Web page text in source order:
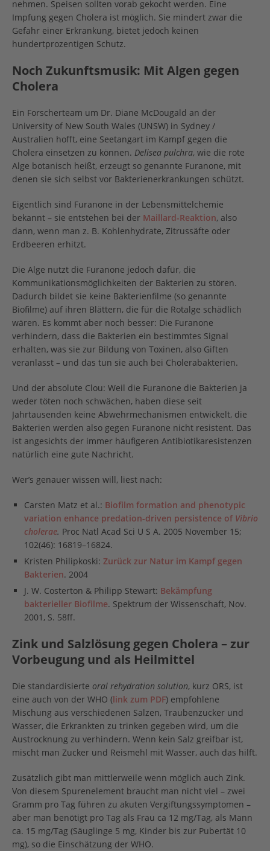
nehmen. Speisen sollten vorab gekocht werden. Eine
Impfung gegen Cholera ist möglich. Sie mindert zwar die
Gefahr einer Erkrankung, bietet jedoch keinen
hundertprozentigen Schutz.
Noch Zukunftsmusik: Mit Algen gegen
Cholera
Ein Forscherteam um Dr. Diane McDougald an der
University of New South Wales (UNSW) in Sydney /
Australien hofft, eine Seetangart im Kampf gegen die
Cholera einsetzen zu können. Delisea pulchra, wie die rote
Alge botanisch heißt, erzeugt so genannte Furanone, mit
denen sie sich selbst vor Bakterienerkrankungen schützt.
Eigentlich sind Furanone in der Lebensmittelchemie
bekannt – sie entstehen bei der Maillard-Reaktion, also
dann, wenn man z. B. Kohlenhydrate, Zitrussäfte oder
Erdbeeren erhitzt.
Die Alge nutzt die Furanone jedoch dafür, die
Kommunikationsmöglichkeiten der Bakterien zu stören.
Dadurch bildet sie keine Bakterienfilme (so genannte
Biofilme) auf ihren Blättern, die für die Rotalge schädlich
wären. Es kommt aber noch besser: Die Furanone
verhindern, dass die Bakterien ein bestimmtes Signal
erhalten, was sie zur Bildung von Toxinen, also Giften
veranlasst – und das tun sie auch bei Cholerabakterien.
Und der absolute Clou: Weil die Furanone die Bakterien ja
weder töten noch schwächen, haben diese seit
Jahrtausenden keine Abwehrmechanismen entwickelt, die
Bakterien werden also gegen Furanone nicht resistent. Das
ist angesichts der immer häufigeren Antibiotikaresistenzen
natürlich eine gute Nachricht.
Wer’s genauer wissen will, liest nach:
Carsten Matz et al.: Biofilm formation and phenotypic
variation enhance predation-driven persistence of Vibrio
cholerae. Proc Natl Acad Sci U S A. 2005 November 15;
102(46): 16819–16824.
Kristen Philipkoski: Zurück zur Natur im Kampf gegen
Bakterien. 2004
J. W. Costerton & Philipp Stewart: Bekämpfung
bakterieller Biofilme. Spektrum der Wissenschaft, Nov.
2001, S. 58ff.
Zink und Salzlösung gegen Cholera – zur
Vorbeugung und als Heilmittel
Die standardisierte oral rehydration solution, kurz ORS, ist
eine auch von der WHO (link zum PDF) empfohlene
Mischung aus verschiedenen Salzen, Traubenzucker und
Wasser, die Erkrankten zu trinken gegeben wird, um die
Austrocknung zu verhindern. Wenn kein Salz greifbar ist,
mischt man Zucker und Reismehl mit Wasser, auch das hilft.
Zusätzlich gibt man mittlerweile wenn möglich auch Zink.
Von diesem Spurenelement braucht man nicht viel – zwei
Gramm pro Tag führen zu akuten Vergiftungssymptomen –
aber man benötigt pro Tag als Frau ca 12 mg/Tag, als Mann
ca. 15 mg/Tag (Säuglinge 5 mg, Kinder bis zur Pubertät 10
mg), so die Einschätzung der WHO.